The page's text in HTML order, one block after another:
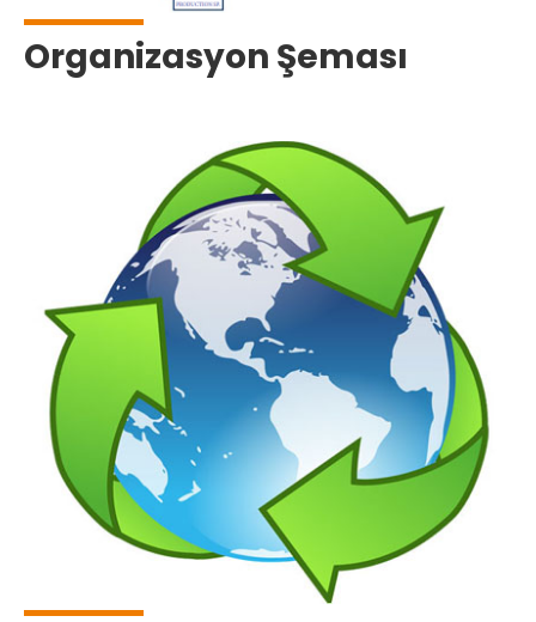
Organizasyon Şeması